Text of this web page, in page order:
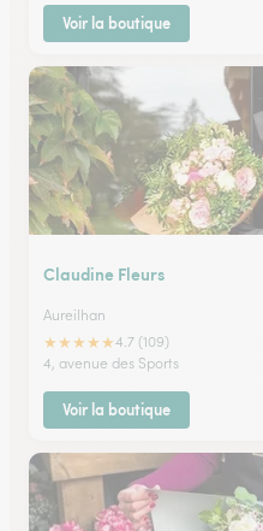
Voir la boutique
Claudine Fleurs
Aureilhan
★★★★★4.7 (109)
4, avenue des Sports
Voir la boutique